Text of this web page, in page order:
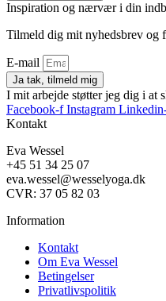
Inspiration og nærvær i din
Tilmeld dig mit nyhedsbrev og
E-mail
Ja tak, tilmeld mig
I mit arbejde støtter jeg dig i at
Facebook-f Instagram
Kontakt
Eva Wessel
+45 51 34 25 07
eva.wessel@wesselyoga.dk
CVR: 37 05 82 03
Information
Kontakt
Om Eva Wessel
Betingelser
Privatlivspolitik